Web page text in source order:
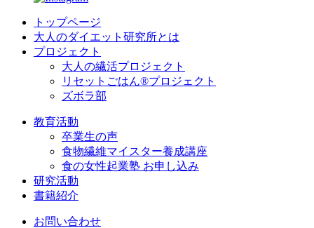
トップページ
大人のダイエット研究所とは
プロジェクト
大人の繊活プロジェクト
リセットごはん®プロジェクト
ズボラ部
教育活動
卒業生の声
食物繊維マイスター養成講座
食の女性起業塾 お申し込み
研究活動
書籍紹介
お問い合わせ